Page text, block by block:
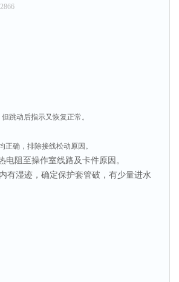
跳动后指示又恢复正常。
确，排除接线松动原因。
阻至操作室线路及卡件原因。
有湿迹，确定保护套管破，有少量进水